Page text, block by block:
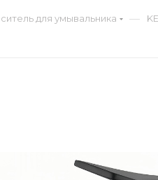
для умывальника —